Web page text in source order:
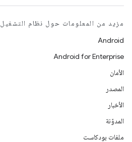
مزيد من المعلومات حول نظام التشغيل ANDROID
Android
Android for Enterprise
الأمان
المصدر
الأخبار
المدوّنة
ملفات بودكاست